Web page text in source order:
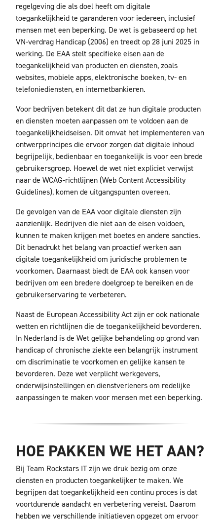
regelgeving die als doel heeft om digitale
toegankelijkheid te garanderen voor iedereen, inclusief
mensen met een beperking. De wet is gebaseerd op het
VN-verdrag Handicap (2006) en treedt op 28 juni 2025 in
werking. De EAA stelt specifieke eisen aan de
toegankelijkheid van producten en diensten, zoals
websites, mobiele apps, elektronische boeken, tv- en
telefoniediensten, en internetbankieren.
Voor bedrijven betekent dit dat ze hun digitale producten
en diensten moeten aanpassen om te voldoen aan de
toegankelijkheidseisen. Dit omvat het implementeren van
ontwerpprincipes die ervoor zorgen dat digitale inhoud
begrijpelijk, bedienbaar en toegankelijk is voor een brede
gebruikersgroep. Hoewel de wet niet expliciet verwijst
naar de WCAG-richtlijnen (Web Content Accessibility
Guidelines), komen de uitgangspunten overeen.
De gevolgen van de EAA voor digitale diensten zijn
aanzienlijk. Bedrijven die niet aan de eisen voldoen,
kunnen te maken krijgen met boetes en andere sancties.
Dit benadrukt het belang van proactief werken aan
digitale toegankelijkheid om juridische problemen te
voorkomen. Daarnaast biedt de EAA ook kansen voor
bedrijven om een bredere doelgroep te bereiken en de
gebruikerservaring te verbeteren.
Naast de European Accessibility Act zijn er ook nationale
wetten en richtlijnen die de toegankelijkheid bevorderen.
In Nederland is de Wet gelijke behandeling op grond van
handicap of chronische ziekte een belangrijk instrument
om discriminatie te voorkomen en gelijke kansen te
bevorderen. Deze wet verplicht werkgevers,
onderwijsinstellingen en dienstverleners om redelijke
aanpassingen te maken voor mensen met een beperking.
HOE PAKKEN WE HET AAN?
Bij Team Rockstars IT zijn we druk bezig om onze
diensten en producten toegankelijker te maken. We
begrijpen dat toegankelijkheid een continu proces is dat
voortdurende aandacht en verbetering vereist. Daarom
hebben we verschillende initiatieven opgezet om ervoor